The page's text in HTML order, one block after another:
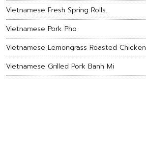
Vietnamese Fresh Spring Rolls.
Vietnamese Pork Pho
Vietnamese Lemongrass Roasted Chicken
Vietnamese Grilled Pork Banh Mi